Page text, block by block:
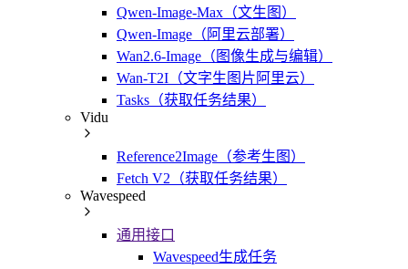
Qwen-Image-Max（文生图）
Qwen-Image（阿里云部署）
Wan2.6-Image（图像生成与编辑）
Wan-T2I（文字生图片阿里云）
Tasks（获取任务结果）
Vidu
Reference2Image（参考生图）
Fetch V2（获取任务结果）
Wavespeed
通用接口
Wavespeed生成任务